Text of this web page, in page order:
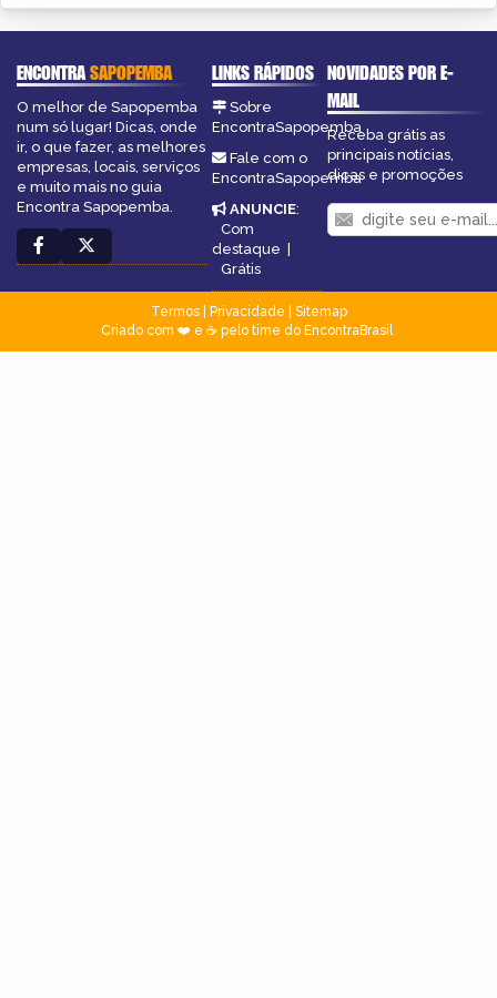
ENCONTRASAPOPEMBA
O melhor de Sapopemba
num só lugar! Dicas, onde
ir, o que fazer, as melhores
empresas, locais, serviços
e muito mais no guia
Encontra Sapopemba.
LINKS RÁPIDOS
Sobre
EncontraSapopemba
Fale com o
EncontraSapopemba
ANUNCIE:
Com
destaque |
Grátis
NOVIDADES POR E-
MAIL
Receba grátis as
principais notícias,
dicas e promoções
Termos| Privacidade
Sitemap
Criado com ❤️ e ☕ pelo time do EncontraBrasil